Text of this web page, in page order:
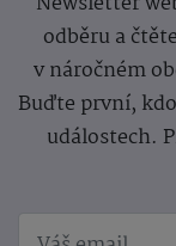
odběru a
v náročném
Buďte první,
událostech.